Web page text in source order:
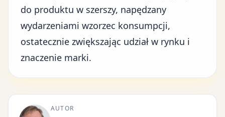
do produktu w szerszy, napędzany
wydarzeniami wzorzec konsumpcji,
ostatecznie zwiększając udział w rynku i
znaczenie marki.
AUTOR